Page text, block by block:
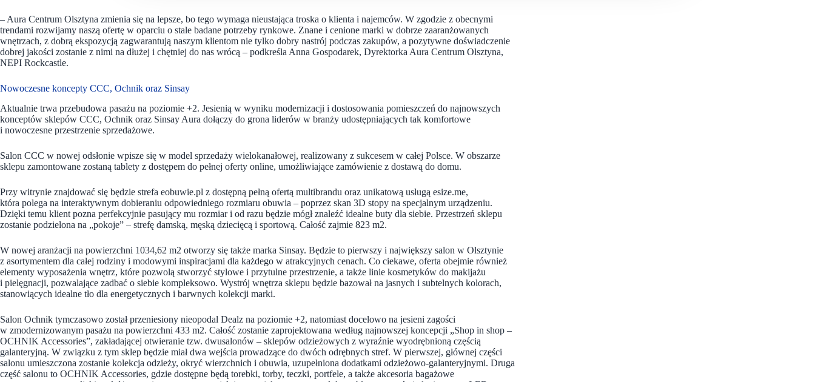
– Aura Centrum Olsztyna zmienia się na lepsze, bo tego wymaga nieustająca troska o klienta i najemców. W zgodzie z obecnymi
trendami rozwijamy naszą ofertę w oparciu o stale badane potrzeby rynkowe. Znane i cenione marki w dobrze zaaranżowanych
wnętrzach, z dobrą ekspozycją zagwarantują naszym klientom nie tylko dobry nastrój podczas zakupów, a pozytywne doświadczenie
dobrej jakości zostanie z nimi na dłużej i chętniej do nas wrócą – podkreśla Anna Gospodarek, Dyrektorka Aura Centrum Olsztyna,
NEPI Rockcastle.
Nowoczesne koncepty CCC, Ochnik oraz Sinsay
Aktualnie trwa przebudowa pasażu na poziomie +2. Jesienią w wyniku modernizacji i dostosowania pomieszczeń do najnowszych
konceptów sklepów CCC, Ochnik oraz Sinsay Aura dołączy do grona liderów w branży udostępniających tak komfortowe
i nowoczesne przestrzenie sprzedażowe.
Salon CCC w nowej odsłonie wpisze się w model sprzedaży wielokanałowej, realizowany z sukcesem w całej Polsce. W obszarze
sklepu zamontowane zostaną tablety z dostępem do pełnej oferty online, umożliwiające zamówienie z dostawą do domu.
Przy witrynie znajdować się będzie strefa eobuwie.pl z dostępną pełną ofertą multibrandu oraz unikatową usługą esize.me,
która polega na interaktywnym dobieraniu odpowiedniego rozmiaru obuwia – poprzez skan 3D stopy na specjalnym urządzeniu.
Dzięki temu klient pozna perfekcyjnie pasujący mu rozmiar i od razu będzie mógł znaleźć idealne buty dla siebie. Przestrzeń sklepu
zostanie podzielona na „pokoje” – strefę damską, męską dziecięcą i sportową. Całość zajmie 823 m2.
W nowej aranżacji na powierzchni 1034,62 m2 otworzy się także marka Sinsay. Będzie to pierwszy i największy salon w Olsztynie
z asortymentem dla całej rodziny i modowymi inspiracjami dla każdego w atrakcyjnych cenach. Co ciekawe, oferta obejmie również
elementy wyposażenia wnętrz, które pozwolą stworzyć stylowe i przytulne przestrzenie, a także linie kosmetyków do makijażu
i pielęgnacji, pozwalające zadbać o siebie kompleksowo. Wystrój wnętrza sklepu będzie bazował na jasnych i subtelnych kolorach,
stanowiących idealne tło dla energetycznych i barwnych kolekcji marki.
Salon Ochnik tymczasowo został przeniesiony nieopodal Dealz na poziomie +2, natomiast docelowo na jesieni zagości
w zmodernizowanym pasażu na powierzchni 433 m2. Całość zostanie zaprojektowana według najnowszej koncepcji „Shop in shop –
OCHNIK Accessories”, zakładającej otwieranie tzw. dwusalonów – sklepów odzieżowych z wyraźnie wyodrębnioną częścią
galanteryjną. W związku z tym sklep będzie miał dwa wejścia prowadzące do dwóch odrębnych stref. W pierwszej, głównej części
salonu umieszczona zostanie kolekcja odzieży, okryć wierzchnich i obuwia, uzupełniona dodatkami odzieżowo-galanteryjnymi. Druga
część salonu to OCHNIK Accessories, gdzie dostępne będą torebki, torby, teczki, portfele, a także akcesoria bagażowe